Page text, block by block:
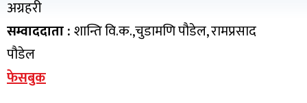
अग्रहरी
सम्वाददाता :शान्ति वि.क.,चुडामणि पौडेल, रामप्रसाद
पौडेल
फेसबुक